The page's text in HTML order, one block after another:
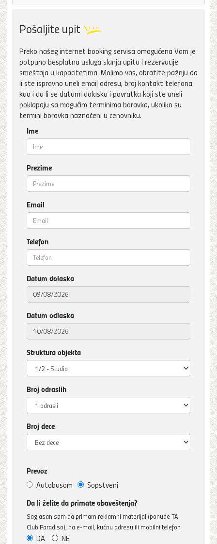
Pošaljite upit
Preko našeg internet booking servisa omogućena Vam je
potpuno besplatna usluga slanja upita i rezervacije
smeštaja u kapacitetima. Molimo vas, obratite pažnju da
li ste ispravno uneli email adresu, broj kontakt telefona
kao i da li se datumi dolaska i povratka koji ste uneli
poklapaju sa mogućim terminima boravka, ukoliko su
termini boravka naznačeni u cenovniku.
Ime
Prezime
Email
Telefon
Datum dolaska
Datum odlaska
Struktura objekta
Broj odraslih
Broj dece
Prevoz
Autobusom Sopstveni
Da li želite da primate obaveštenja?
Saglasan sam da primam reklamni materijal (ponude TA
Club Paradiso), na e-mail, kućnu adresu ili mobilni telefon
DA NE